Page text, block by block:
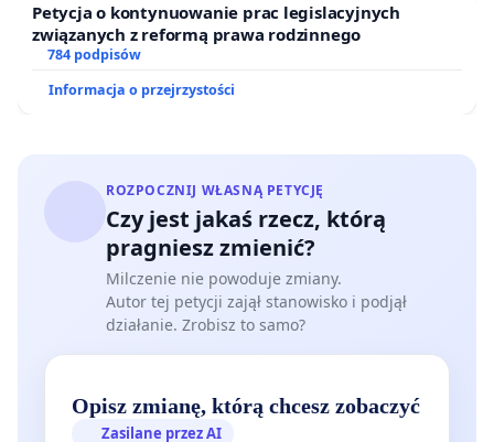
Petycja o kontynuowanie prac legislacyjnych
związanych z reformą prawa rodzinnego
784 podpisów
Informacja o przejrzystości
ROZPOCZNIJ WŁASNĄ PETYCJĘ
Czy jest jakaś rzecz, którą
pragniesz zmienić?
Milczenie nie powoduje zmiany.
Autor tej petycji zajął stanowisko i podjął
działanie. Zrobisz to samo?
Opisz zmianę, którą chcesz zobaczyć
Zasilane przez AI